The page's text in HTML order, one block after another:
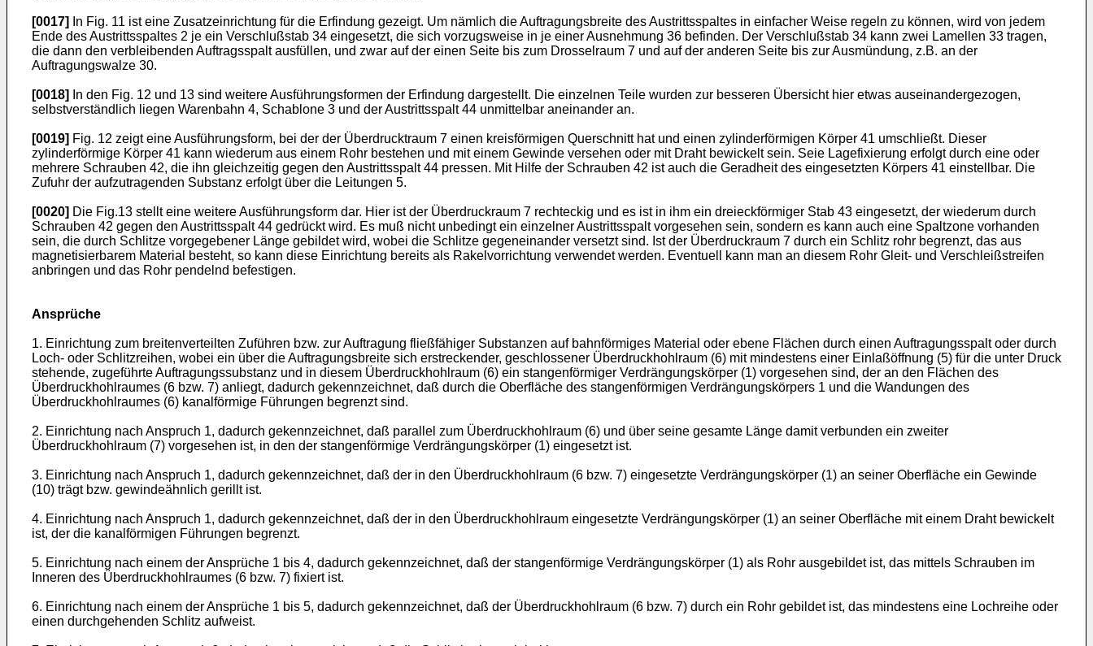
[0017]
In Fig. 11 ist eine Zusatzeinrichtung für die Erfindung gezeigt. Um näm­lich die Auftragungsbreite des Austrittsspaltes in einfacher Weise re­geln zu können, wird von jedem
Ende des Austrittsspaltes 2 je ein Ver­schlußstab 34 eingesetzt, die sich vorzugsweise in je einer Ausnehmung 36 befinden. Der Verschlußstab 34 kann zwei Lamellen 33 tragen,
die dann den verbleibenden Auftragsspalt ausfüllen, und zwar auf der einen Seite bis zum Drosselraum 7 und auf der anderen Seite bis zur Ausmündung, z.B. an der
Auftragungswalze 30.
[0018]
In den Fig. 12 und 13 sind weitere Ausführungsformen der Erfindung dar­gestellt. Die einzelnen Teile wurden zur besseren Übersicht hier etwas auseinandergezogen,
selbstverständlich liegen Warenbahn 4, Schablone 3 und der Austrittsspalt 44 unmittelbar aneinander an.
[0019] Fig. 12 zeigt eine Ausführungsform, bei der der Überdrucktraum 7 einen kreisförmigen Querschnitt hat und einen zylinderförmigen Körper 41 umschließt. Dieser
zylinderförmige Körper 41 kann wiederum aus einem Rohr bestehen und mit einem Gewinde versehen oder mit Draht bewickelt sein. Seie Lagefixierung erfolgt durch eine oder
mehrere Schrauben 42, die ihn gleichzeitig gegen den Austrittsspalt 44 pressen. Mit Hilfe der Schrau­ben 42 ist auch die Geradheit des eingesetzten Körpers 41 einstellbar. Die
Zufuhr der aufzutragenden Substanz erfolgt über die Leitungen 5.
[0020] Die Fig.13 stellt eine weitere Ausführungsform dar. Hier ist der Über­druckraum 7 rechteckig und es ist in ihm ein dreieckförmiger Stab 43 eingesetzt, der wiederum durch
Schrauben 42 gegen den Austrittsspalt 44 gedrückt wird. Es muß nicht unbedingt ein einzelner Austrittsspalt vorgesehen sein, sondern es kann auch eine Spaltzone vorhanden
sein, die durch Schlitze vorgegebener Länge gebildet wird, wobei die Schlitze gegeneinander versetzt sind. Ist der Überdruckraum 7 durch ein Schlitz rohr begrenzt, das aus
magnetisierbarem Material besteht, so kann die­se Einrichtung bereits als Rakelvorrichtung verwendet werden. Eventuell kann man an diesem Rohr Gleit- und Verschleißstreifen
anbringen und das Rohr pendelnd befestigen.
Ansprüche
1. Einrichtung zum breitenverteilten Zuführen bzw. zur Auftragung fließfähiger Substanzen auf bahnförmiges Material oder ebene Flächen durch einen Auftragungsspalt oder durch
Loch- oder Schlitzreihen, wo­bei ein über die Auftragungsbreite sich erstreckender, geschlossener Überdruckhohlraum (6) mit mindestens einer Einlaßöffnung (5) für die unter Druck
stehende, zugeführte Auftragungssubstanz und in diesem Überdruckhohlraum (6) ein stangenförmiger Verdrängungskör­per (1) vorgesehen sind, der an den Flächen des
Überdruckhohlraumes (6 bzw. 7) anliegt, dadurch gekennzeichnet, daß durch die Oberfläche des stangenförmigen Verdrängungskörpers 1 und die Wan­dungen des
Überdruckhohlraumes (6) kanalförmige Führungen begrenzt sind.
2. Einrichtung nach Anspruch 1, dadurch gekennzeichnet, daß parallel zum Überdruckhohlraum (6) und über seine gesamte Länge damit verbun­den ein zweiter
Überdruckhohlraum (7) vorgesehen ist, in den der stangenförmige Verdrängungskörper (1) eingesetzt ist.
3. Einrichtung nach Anspruch 1, dadurch gekennzeichnet, daß der in den Überdruckhohlraum (6 bzw. 7) eingesetzte Verdrängungskörper (1) an seiner Oberfläche ein Gewinde
(10) trägt bzw. gewindeähnlich gerillt ist.
4. Einrichtung nach Anspruch 1, dadurch gekennzeichnet, daß der in den Überdruckhohlraum eingesetzte Verdrängungskörper (1) an seiner Oberfläche mit einem Draht bewickelt
ist, der die kanalförmigen Führungen be­grenzt.
5. Einrichtung nach einem der Ansprüche 1 bis 4, dadurch gekennzeich­net, daß der stangenförmige Verdrängungskörper (1) als Rohr ausgebil­det ist, das mittels Schrauben im
Inneren des Überdruckhohlraumes (6 bzw. 7) fixiert ist.
6. Einrichtung nach einem der Ansprüche 1 bis 5, dadurch gekennzeich­net, daß der Überdruckhohlraum (6 bzw. 7) durch ein Rohr gebildet ist, das mindestens eine Lochreihe oder
einen durchgehenden Schlitz auf­weist.